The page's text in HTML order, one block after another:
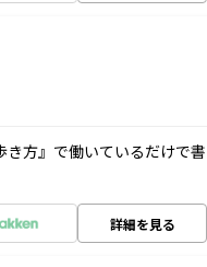
方』で働いているだけで書
詳細を見る